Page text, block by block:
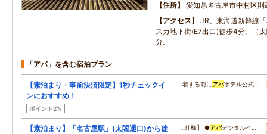
住所
愛知県名古屋市中村区
アクセス
JR、東海道新幹線
スカ地下街(E7出口)徒歩4分。（
分。
「アパ」を含む宿泊プラン
【素泊まり・事前決済限定】1秒チェックイ
ンにおすすめ！
ポイント2%
…着する前にアパホテル公式…
【素泊まり】「名古屋駅」(太閤通口)から徒
…仕様】 ●アパデジタルイ…